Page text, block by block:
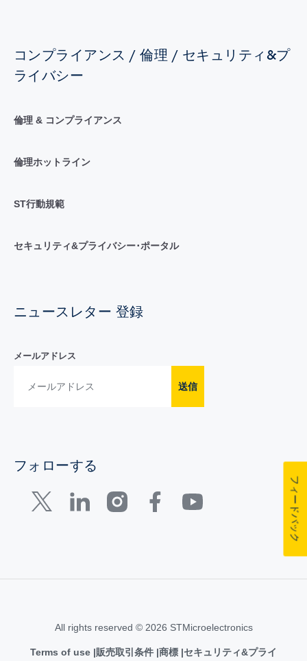
コンプライアンス / 倫理 / セキュリティ&プ
ライバシー
倫理 & コンプライアンス
倫理ホットライン
ST行動規範
セキュリティ&プライバシー･ポータル
ニュースレター 登録
メールアドレス
送信
フォローする
All rights reserved © 2026 STMicroelectronics
Terms of use 販売取引条件 商標 セキュリティ&プライ
フィードバック